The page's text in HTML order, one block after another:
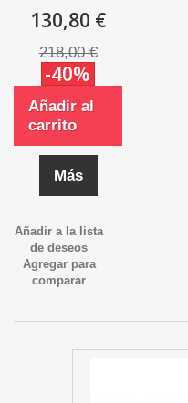
130,80 €
218,00 €
-40%
Añadir al
carrito
Más
Añadir a la lista
de deseos
Agregar para
comparar